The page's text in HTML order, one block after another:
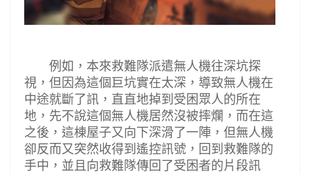
例如，本來救難隊派遣無人機往深坑探
視，但因為這個巨坑實在太深，導致無人機在
中途就斷了訊，直直地掉到受困眾人的所在
地，先不說這個無人機居然沒被摔爛，而在這
之後，這棟屋子又向下深滑了一陣，但無人機
卻反而又突然收得到遙控訊號，回到救難隊的
手中，並且向救難隊傳回了受困者的片段訊